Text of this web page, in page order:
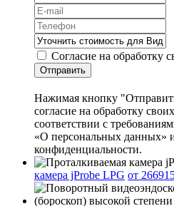
Согласие на обработку
Отправить
Нажимая кнопку
согласие на обработку
соответствии с
«О персональных данных»
конфиденциальности.
камера jProbe LPG от